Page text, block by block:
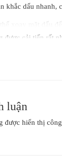
khắc dấu nhanh,
xoay mặt dấu
được cải tiến rất
luận
được hiển thị